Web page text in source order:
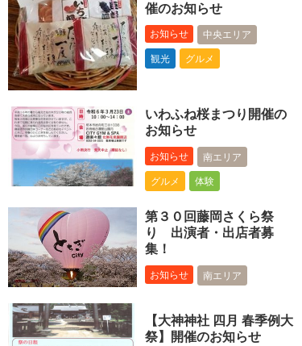
催のお知らせ
お知らせ 中央エリア
観光 グルメ
いわふね桜まつり開催の
お知らせ
お知らせ 南エリア
グルメ 体験
第３０回藤岡さくら祭
り 出演者・出店者募
集！
お知らせ 南エリア
【大神神社 四月 春季例大
祭】開催のお知らせ